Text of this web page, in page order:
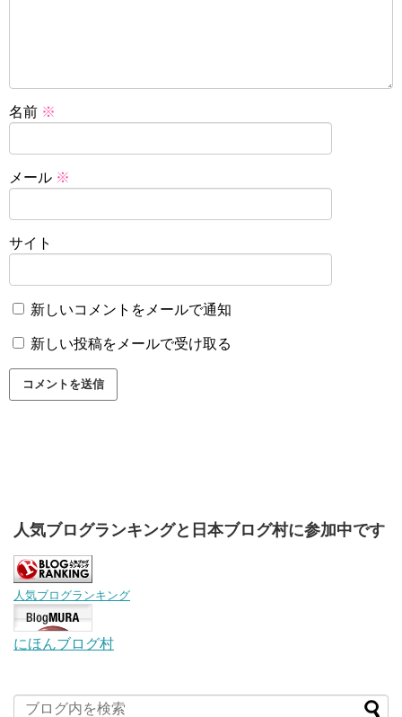
名前 ※
メール ※
サイト
新しいコメントをメールで通知
新しい投稿をメールで受け取る
人気ブログランキングと日本ブログ村に参加中です
人気ブログランキング
にほんブログ村